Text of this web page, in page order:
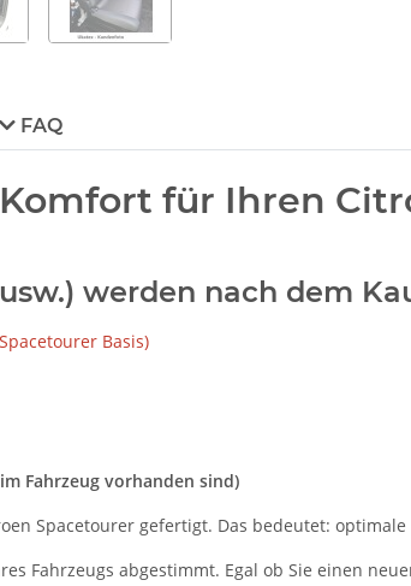
FAQ
für Ihren
werden nach dem
Basis)
Fahrzeug vorhanden sind)
Spacetourer gefertigt. Das bedeutet:
Fahrzeugs abgestimmt. Egal ob Sie einen